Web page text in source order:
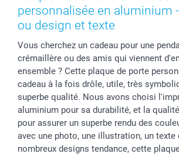
Stickers & Etiquettes
Cadres photo & accessoires déco
Fête des Pères
Communion
Toussaint
Rentrée des classes
Saint-Valentin
Vacances
Plaintes
Vie privée
Tarifs
Partenariats & Influence
Investisseurs
smartbonus
smartfriends
Modes de paiement
Grandes quantités
Statut de ma commande
personnalisée en aluminium
ou design et texte
Vous cherchez un cadeau pour une
crémaillère ou des amis qui viennent
ensemble ? Cette plaque de porte
cadeau à la fois drôle, utile, très
superbe qualité. Nous avons choisi
aluminium pour sa durabilité, et la
pour assurer un superbe rendu des
avec une photo, une illustration, un texte
nombreux designs tendance, cette